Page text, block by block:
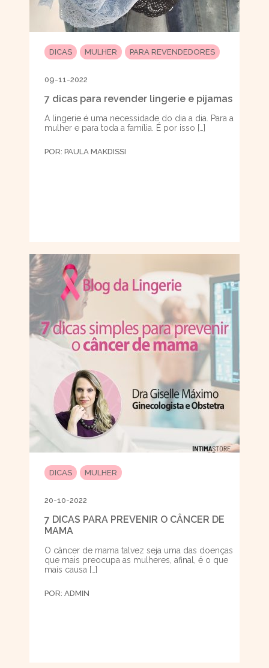
DICAS MULHER PARA REVENDEDORES
09-11-2022
7 dicas para revender lingerie e pijamas
A lingerie é uma necessidade do dia a dia. Para a
mulher e para toda a família. É por isso […]
POR: PAULA MAKDISSI
DICAS MULHER
20-10-2022
7 DICAS PARA PREVENIR O CÂNCER DE
MAMA
O câncer de mama talvez seja uma das doenças
que mais preocupa as mulheres, afinal, é o que
mais causa […]
POR: ADMIN